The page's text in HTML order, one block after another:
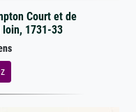
Court et de
1731-33